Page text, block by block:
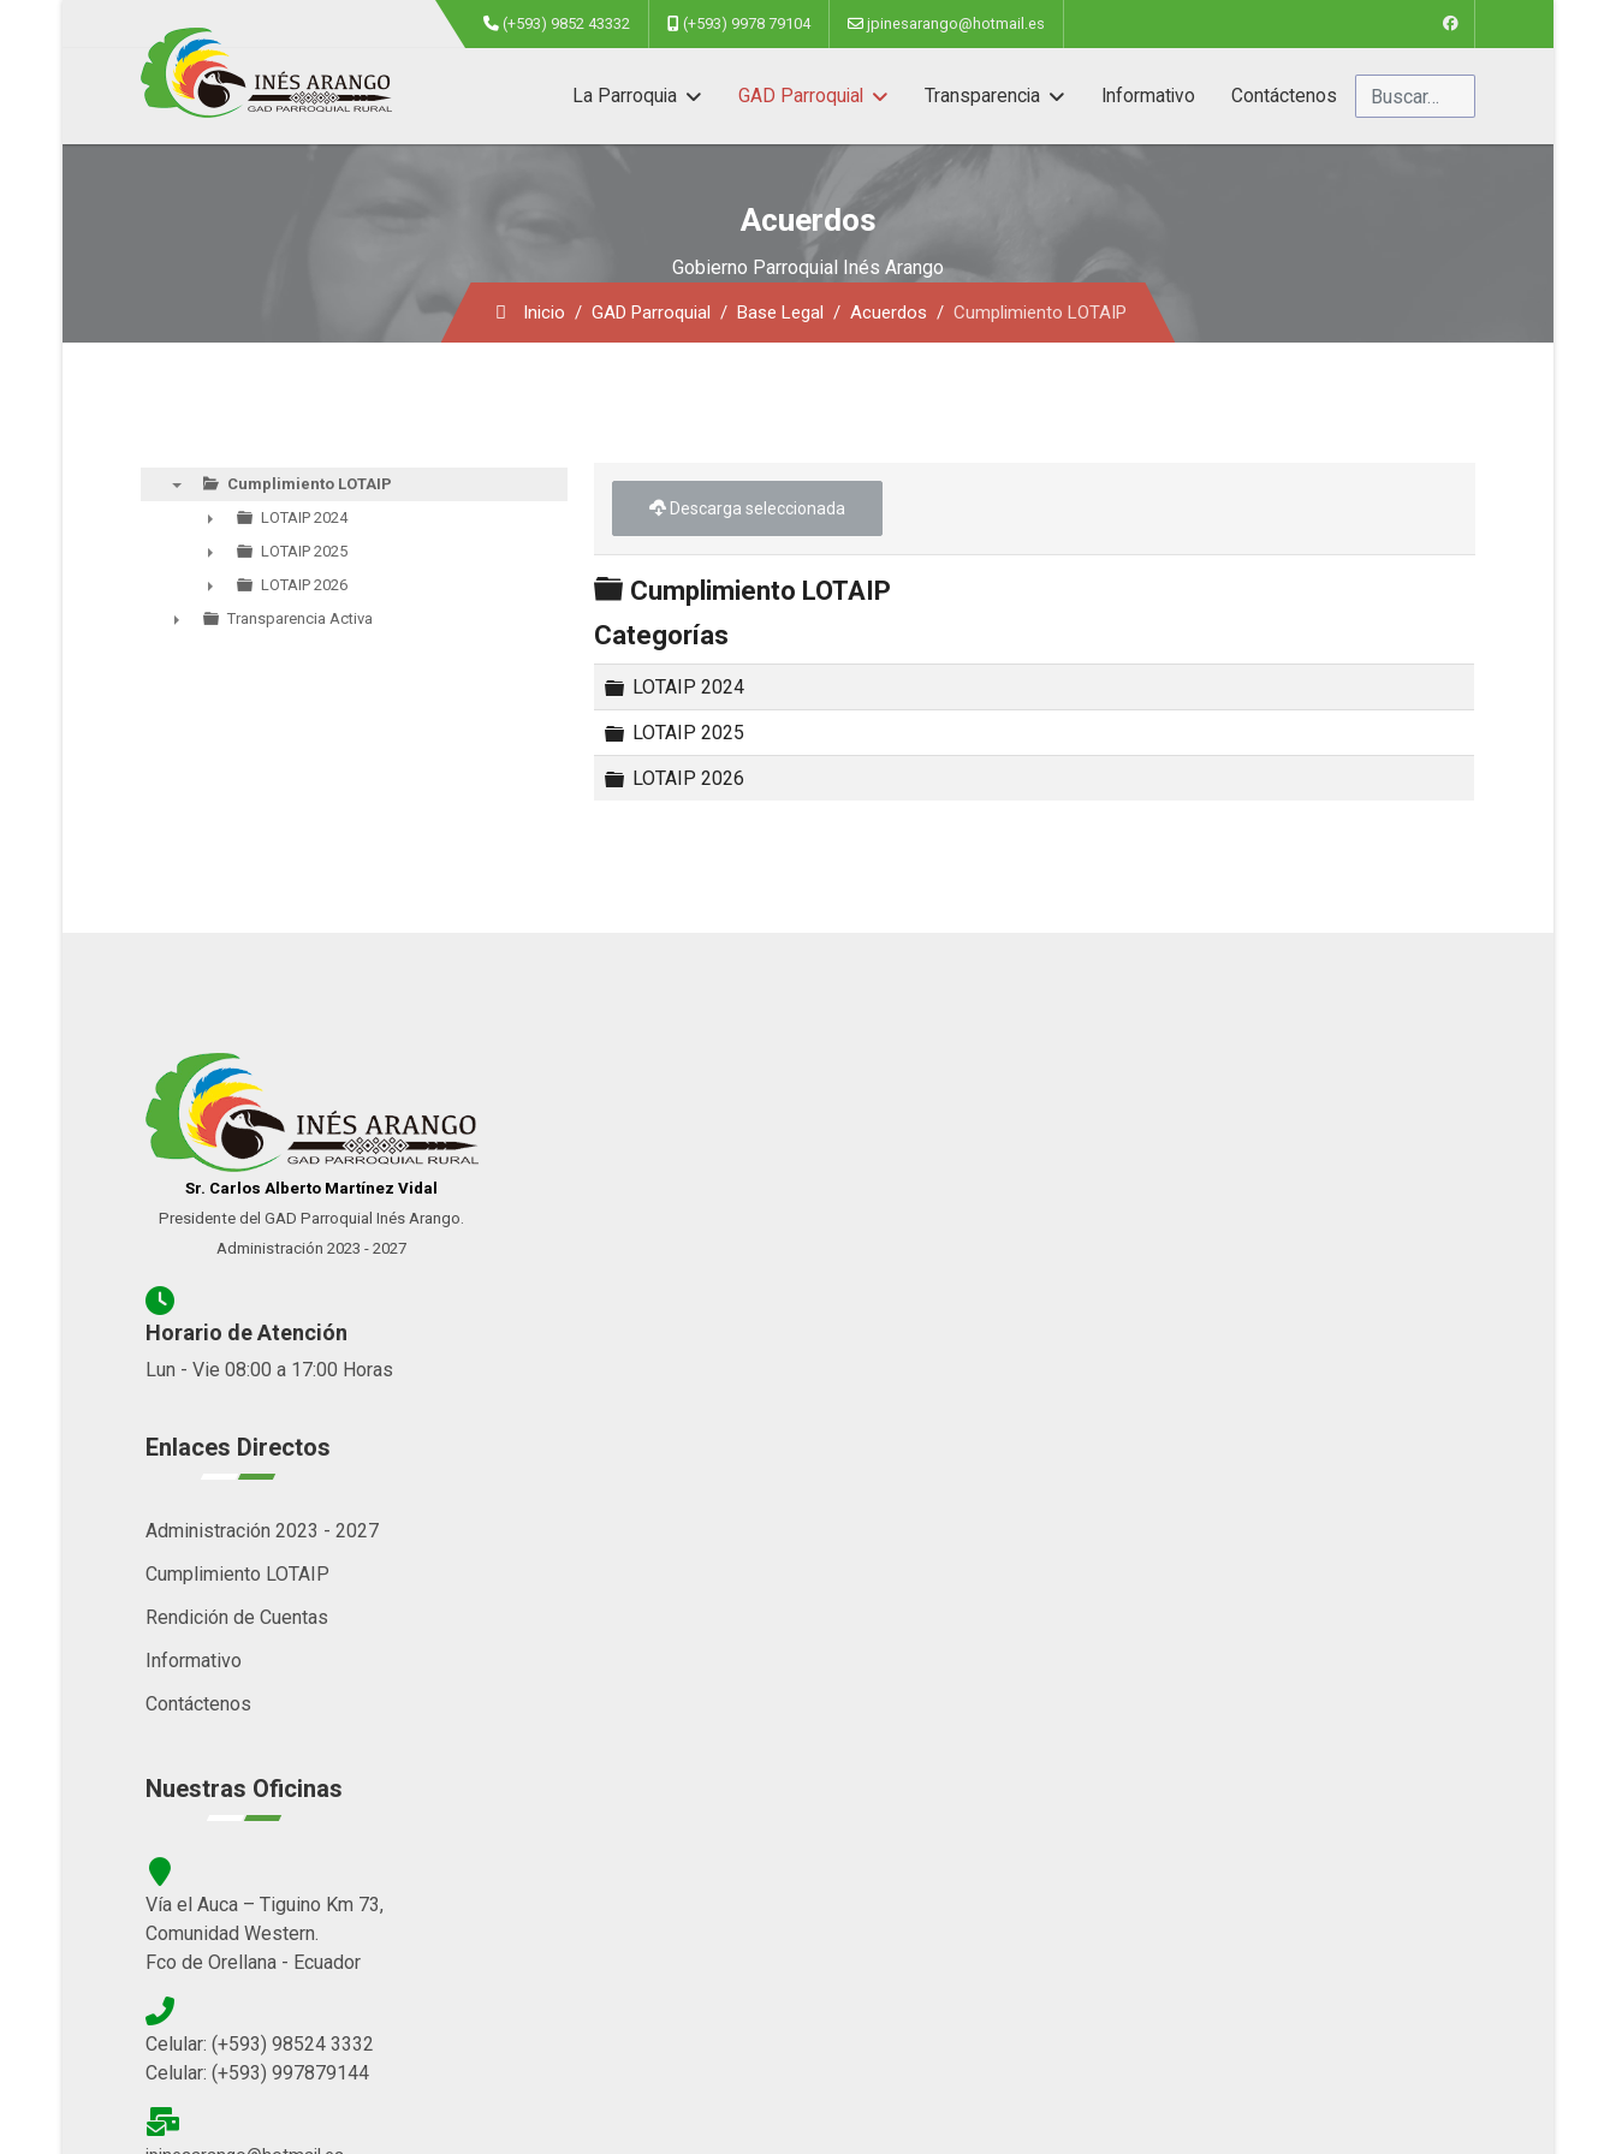
(+593) 9852 43332 (+593) 9978 79104 jpinesarango@hotmail.es
La Parroquia GAD Parroquial Transparencia Informativo Contáctenos Buscar
Acuerdos
Gobierno Parroquial Inés Arango
Inicio GAD Parroquial Base Legal Acuerdos Cumplimiento LOTAIP
Cumplimiento LOTAIP
►
LOTAIP 2024
►
LOTAIP 2025
►
LOTAIP 2026
Transparencia Activa
Descarga seleccionada
Carpeta
Cumplimiento LOTAIP
Categorías
Carpeta
LOTAIP 2024
Carpeta
LOTAIP 2025
Carpeta
LOTAIP 2026
Sr. Carlos Alberto Martínez Vidal
Presidente del GAD Parroquial Inés Arango.
Administración 2023 - 2027
Horario de Atención
Lun - Vie 08:00 a 17:00 Horas
Enlaces Directos
Administración 2023 - 2027
Cumplimiento LOTAIP
Rendición de Cuentas
Informativo
Contáctenos
Nuestras Oficinas
Vía el Auca – Tiguino Km 73,
Comunidad Western.
Fco de Orellana - Ecuador
Celular: (+593) 98524 3332
Celular: (+593) 997879144